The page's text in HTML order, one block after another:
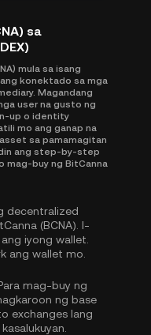
sa
mula sa isang
konektado sa mga
Magandang
user na gusto ng
up o identity
mo ang ganap na
sa pamamagitan
ang step-by-step
mag-buy ng BitCanna
decentralized
(BCNA). I-
iyong wallet.
ang wallet mo.
mag-buy ng
ng base
exchanges lang